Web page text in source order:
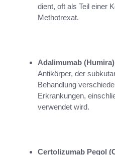
dient, oft als Teil einer
Methotrexat.
Adalimumab
Antikörper, der
Behandlung
Erkrankungen,
verwendet wird.
Certolizumab Pegol